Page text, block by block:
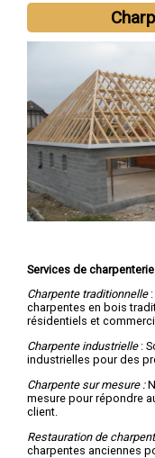
Nous intervenons aussi
Tournefeuille
du-Touch,Balma,
Services de
Charpente traditionnelle:
charpentes en bois
résidentiels et
Charpente industrielle :
industrielles pour des
Charpente sur mesure :
mesure pour répondre
client.
Restauration de
charpentes anciennes